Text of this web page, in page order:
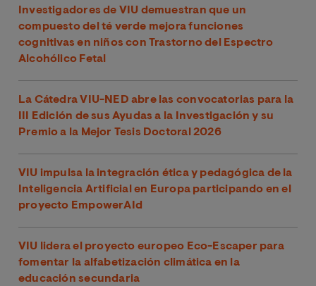
Investigadores de VIU demuestran que un
compuesto del té verde mejora funciones
cognitivas en niños con Trastorno del Espectro
Alcohólico Fetal
La Cátedra VIU-NED abre las convocatorias para la
III Edición de sus Ayudas a la Investigación y su
Premio a la Mejor Tesis Doctoral 2026
VIU impulsa la integración ética y pedagógica de la
Inteligencia Artificial en Europa participando en el
proyecto EmpowerAId
VIU lidera el proyecto europeo Eco-Escaper para
fomentar la alfabetización climática en la
educación secundaria